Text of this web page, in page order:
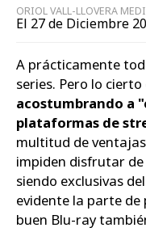
ORIOL VALL-LLOVERA
El 27 de Diciembre
A prácticamente
series. Pero lo
acostumbrando a
plataformas de
multitud de
impiden disfrutar
siendo exclusivas
evidente la parte de
buen Blu-ray